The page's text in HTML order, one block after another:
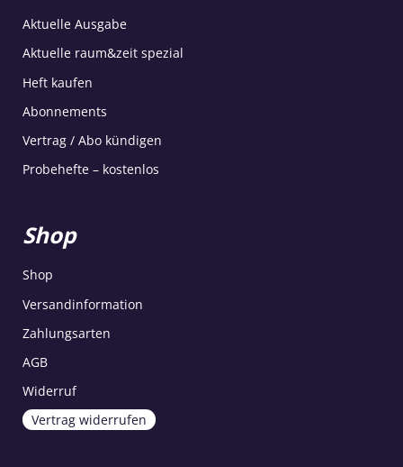
Aktuelle Ausgabe
Aktuelle raum&zeit spezial
Heft kaufen
Abonnements
Vertrag / Abo kündigen
Probehefte – kostenlos
Shop
Shop
Versandinformation
Zahlungsarten
AGB
Widerruf
Vertrag widerrufen